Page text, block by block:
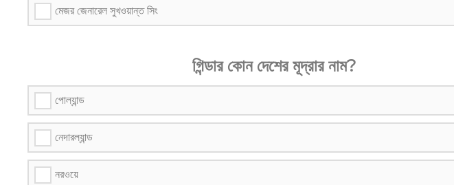
মেজর জেনারেল সুখওয়ান্ত সিং
গিন্ডার কোন দেশের মূদ্রার নাম?
পোল্যান্ড
নেদারল্যান্ড
নরওয়ে